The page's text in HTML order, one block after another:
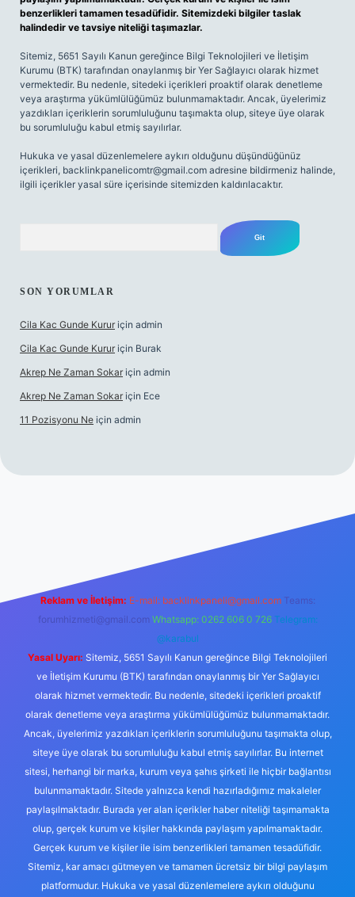
benzerlikleri tamamen tesadüfidir. Sitemizdeki bilgiler taslak
halindedir ve tavsiye niteliği taşımazlar.
Sitemiz, 5651 Sayılı Kanun gereğince Bilgi Teknolojileri ve İletişim
Kurumu (BTK) tarafından onaylanmış bir Yer Sağlayıcı olarak hizmet
vermektedir. Bu nedenle, sitedeki içerikleri proaktif olarak denetleme
veya araştırma yükümlülüğümüz bulunmamaktadır. Ancak, üyelerimiz
yazdıkları içeriklerin sorumluluğunu taşımakta olup, siteye üye olarak
bu sorumluluğu kabul etmiş sayılırlar.
Hukuka ve yasal düzenlemelere aykırı olduğunu düşündüğünüz
içerikleri, backlinkpanelicomtr@gmail.com adresine bildirmeniz halinde,
ilgili içerikler yasal süre içerisinde sitemizden kaldırılacaktır.
SON YORUMLAR
Cila Kac Gunde Kurur için admin
Cila Kac Gunde Kurur için Burak
Akrep Ne Zaman Sokar için admin
Akrep Ne Zaman Sokar için Ece
11 Pozisyonu Ne için admin
Reklam ve İletişim: E-mail: backlinkpaneli@gmail.com Teams:
forumhizmeti@gmail.com Whatsapp: 0262 606 0 726 Telegram:
@karabul
Yasal Uyarı: Sitemiz, 5651 Sayılı Kanun gereğince Bilgi Teknolojileri
ve İletişim Kurumu (BTK) tarafından onaylanmış bir Yer Sağlayıcı
olarak hizmet vermektedir. Bu nedenle, sitedeki içerikleri proaktif
olarak denetleme veya araştırma yükümlülüğümüz bulunmamaktadır.
Ancak, üyelerimiz yazdıkları içeriklerin sorumluluğunu taşımakta olup,
siteye üye olarak bu sorumluluğu kabul etmiş sayılırlar. Bu internet
sitesi, herhangi bir marka, kurum veya şahıs şirketi ile hiçbir bağlantısı
bulunmamaktadır. Sitede yalnızca kendi hazırladığımız makaleler
paylaşılmaktadır. Burada yer alan içerikler haber niteliği taşımamakta
olup, gerçek kurum ve kişiler hakkında paylaşım yapılmamaktadır.
Gerçek kurum ve kişiler ile isim benzerlikleri tamamen tesadüfidir.
Sitemiz, kar amacı gütmeyen ve tamamen ücretsiz bir bilgi paylaşım
platformudur. Hukuka ve yasal düzenlemelere aykırı olduğunu